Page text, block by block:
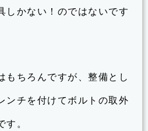
しかない！のではないです
もちろんですが、整備とし
ンチを付けてボルトの取外
す。